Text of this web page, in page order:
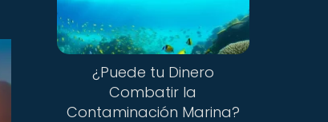
¿Puede tu Dinero
Combatir la
Contaminación Marina?